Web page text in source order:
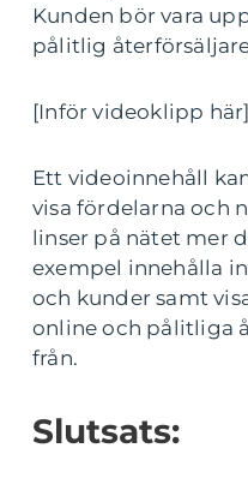
Kunden bör vara
pålitlig
[Inför videoklipp här]
Ett videoinnehåll
visa fördelarna och
linser på nätet mer
exempel innehålla
och kunder samt
online och pålitliga
från.
Slutsats: